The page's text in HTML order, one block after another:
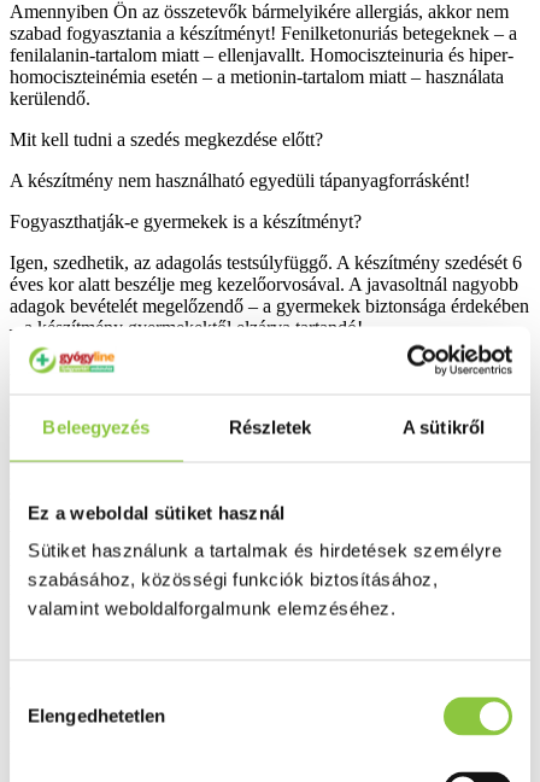
Beleegyezés Részletek A sütikről
Ez a weboldal sütiket használ
Sütiket használunk a tartalmak és hirdetések személyre
szabásához, közösségi funkciók biztosításához,
valamint weboldalforgalmunk elemzéséhez.
kiválasztása
Elengedhetetlen
Amennyiben Ön az összetevők bármelyikére allergiás, akkor nem
szabad fogyasztania a készítményt! Fenilketonuriás betegeknek – a
fenilalanin-tartalom miatt – ellenjavallt. Homociszteinuria és hiper­
homociszteinémia esetén – a metionin-tartalom miatt – használata
kerülendő.
Mit kell tudni a szedés megkezdése előtt?
A készítmény nem használható egyedüli tápanyagforrásként!
Fogyaszthatják-e gyermekek is a készítményt?
Igen, szedhetik, az adagolás testsúlyfüggő. A készítmény szedését 6
éves kor alatt beszélje meg kezelőorvosával. A javasoltnál nagyobb
adagok bevételét megelőzendő – a gyermekek biztonsága érdekében
– a készítmény gyermekektől elzárva tartandó!
Alkalmazható-e a készítmény más gyógyszerekkel együtt?
káros kölcsönhatás kialakulásának veszélye nélkül – alkalmazható.
készítmények (pl. Interferon) – használata mellett viszont a triptofán
megkezdése előtt feltétlenül konzultáljon kezelőorvosával.
Mit kell megfontolni terhesség és szoptatás ideje alatt?
nőgyógyász szakorvos, ill. gyermekorvos)!